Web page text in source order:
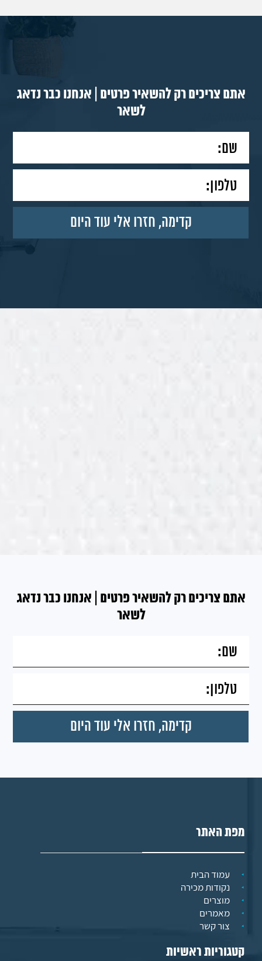
אתם צריכים רק להשאיר פרטים | אנחנו כבר נדאג
לשאר
אתם צריכים רק להשאיר פרטים | אנחנו כבר נדאג
לשאר
מפת האתר
עמוד הבית
נקודות מכירה
מוצרים
מאמרים
צור קשר
קטגוריות ראשיות